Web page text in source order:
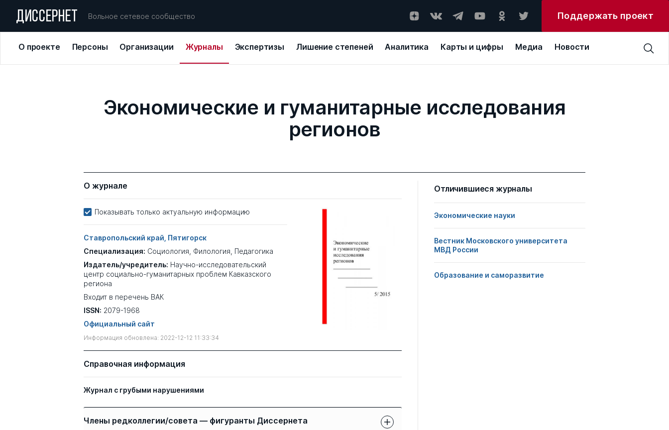
ДИССЕРНЕТ Вольное сетевое сообщество Поддержать проект
О проекте Персоны Организации Журналы Экспертизы Лишение степеней Аналитика Карты и цифры Медиа Новости
Экономические и гуманитарные исследования
регионов
О журнале
Показывать только актуальную информацию
Ставропольский край, Пятигорск
Специализация: Социология Филология Педагогика
Издатель/учредитель: Научно-исследовательский
центр социально-гуманитарных проблем Кавказского
региона
Входит в перечень ВАК
ISSN: 2079-1968
Официальный сайт
Информация обновлена: 2022-12-12 11:33:34
Справочная информация
Журнал с грубыми нарушениями
Члены редколлегии/совета — фигуранты Диссернета
Отличившиеся журналы
Экономические науки
Вестник Московского университета
МВД России
Образование и саморазвитие